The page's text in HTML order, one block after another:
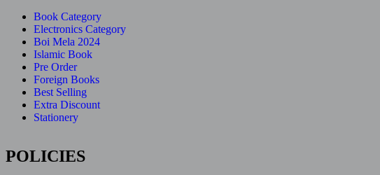
Book Category
Electronics Category
Boi Mela 2024
Islamic Book
Pre Order
Foreign Books
Best Selling
Extra Discount
Stationery
POLICIES